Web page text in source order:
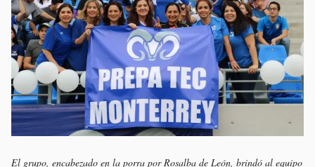
El grupo, encabezado en la porra por Rosalba de León, brindó al equipo